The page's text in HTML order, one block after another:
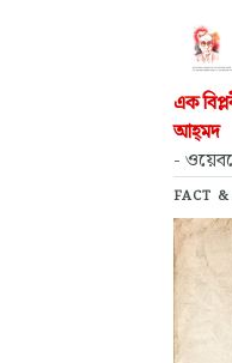
এক
আহ্‌মদ
-
FACT